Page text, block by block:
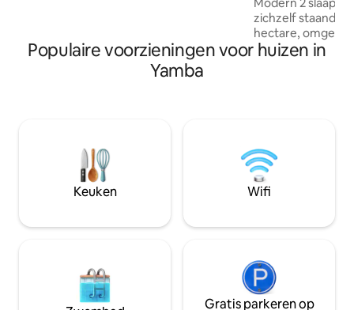
zichzelf staand
hectare,
schaduwbomen
winkelen. We
minuten rijden
als je op zoek
nachten met de
reist.
Populaire voorzieningen voor huizen in
Yamba
Keuken Wifi
Gratis parkeren op